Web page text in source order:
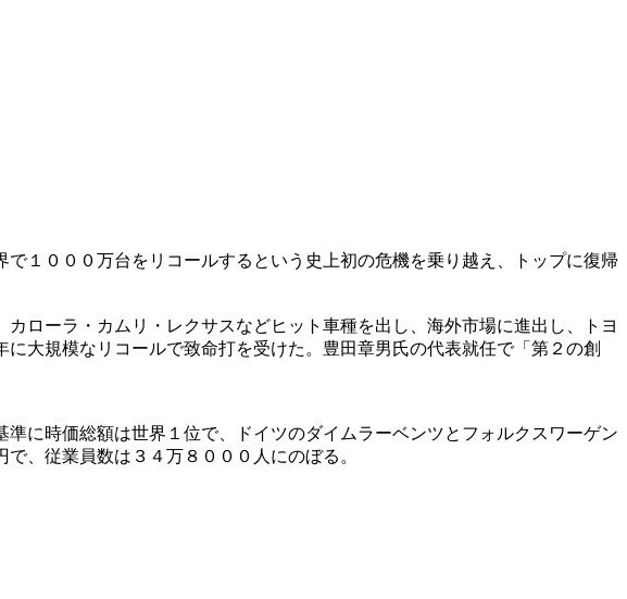
１０００万台をリコールするという史上初の危機を乗り越え、トップに復帰
ローラ・カムリ・レクサスなどヒット車種を出し、海外市場に進出し、トヨ
大規模なリコールで致命打を受けた。豊田章男氏の代表就任で「第２の創
に時価総額は世界１位で、ドイツのダイムラーベンツとフォルクスワーゲン
、従業員数は３４万８０００人にのぼる。